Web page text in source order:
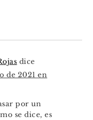
dice
de 2021 en
por un
se dice, es